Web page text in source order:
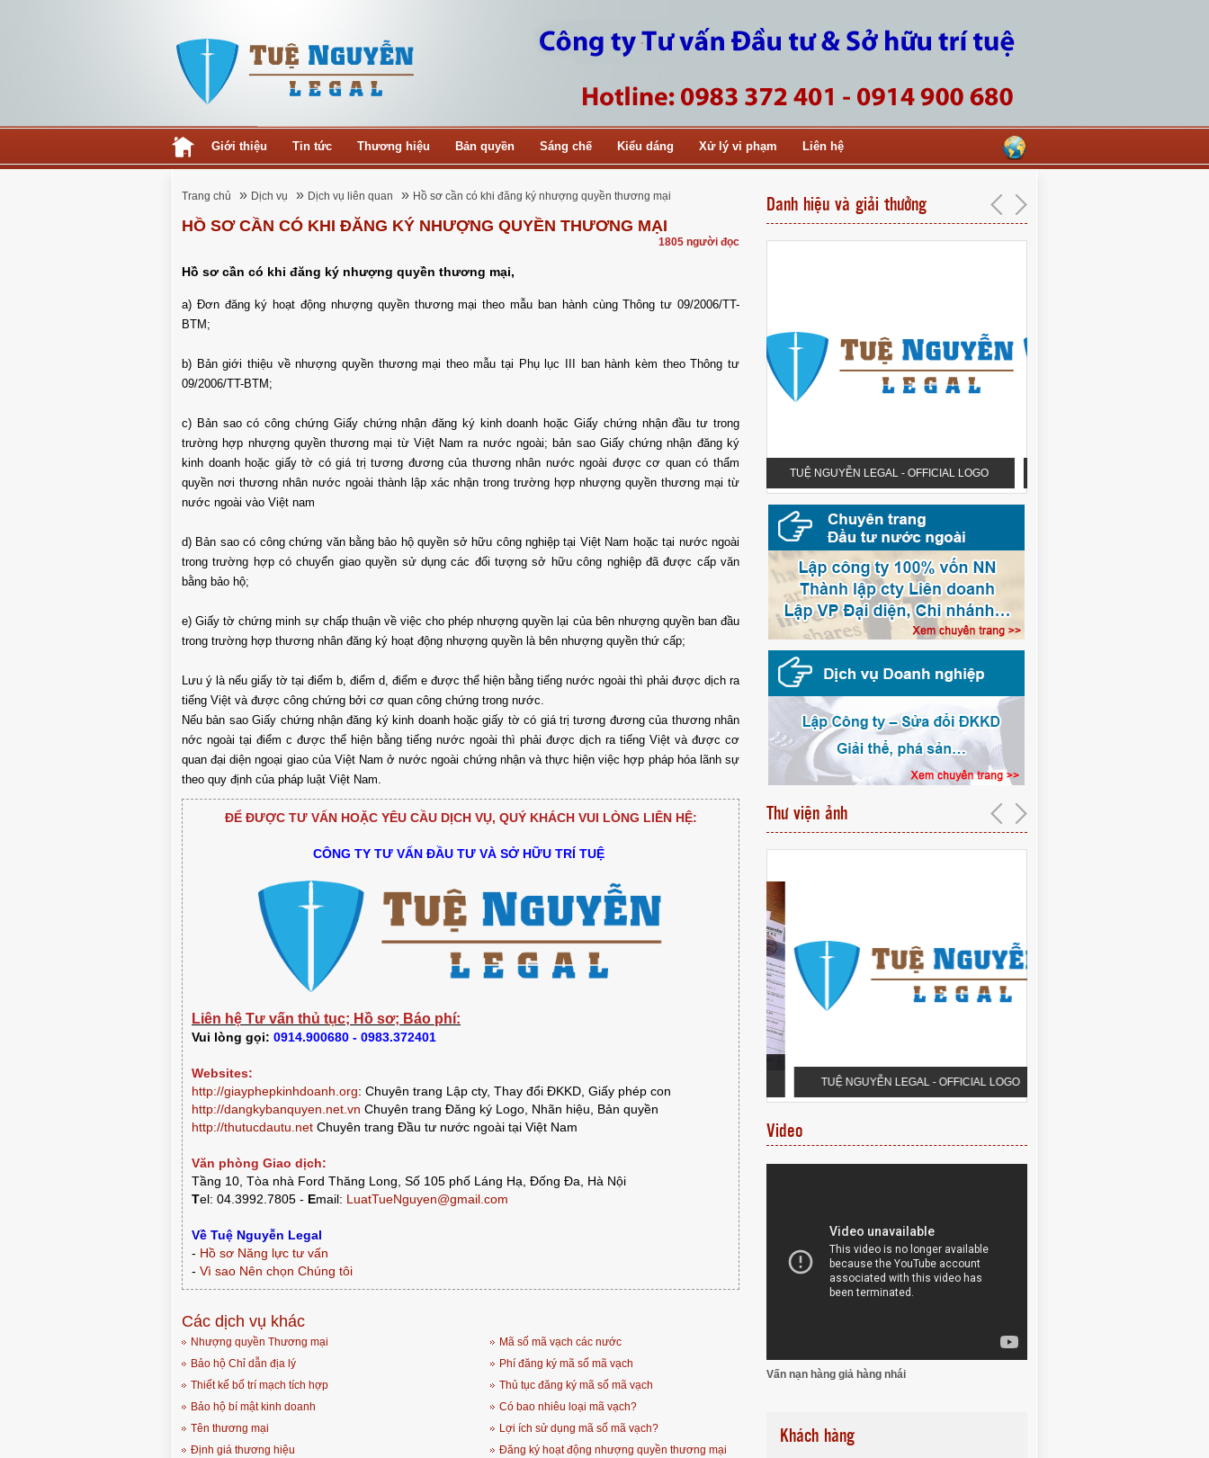
Giới thiệu Tin tức Thương hiệu Bản quyền Sáng chế Kiểu dáng Xử lý vi phạm Liên hệ
Trang chủ » Dịch vụ » Dịch vụ liên quan » Hồ sơ cần có khi đăng ký nhượng quyền thương mại
HỒ SƠ CẦN CÓ KHI ĐĂNG KÝ NHƯỢNG QUYỀN THƯƠNG MẠI
1805 người đọc
Hồ sơ cần có khi đăng ký nhượng quyền thương mại,
a) Đơn đăng ký hoạt động nhượng quyền thương mại theo mẫu ban hành cùng Thông tư 09/2006/TT-
BTM;
b) Bản giới thiệu về nhượng quyền thương mại theo mẫu tại Phụ lục III ban hành kèm theo Thông tư
09/2006/TT-BTM;
c) Bản sao có công chứng Giấy chứng nhận đăng ký kinh doanh hoặc Giấy chứng nhận đầu tư­ trong
trường hợp nhượng quyền thương mại từ Việt Nam ra n­ước ngoài; bản sao Giấy chứng nhận đăng ký
kinh doanh hoặc giấy tờ có giá trị tư­ơng đ­ương của thương nhân n­ước ngoài được cơ quan có thẩm
quyền nơi thương nhân nư­ớc ngoài thành lập xác nhận trong trư­ờng hợp nhượng quyền thương mại từ
nư­ớc ngoài vào Việt nam
d) Bản sao có công chứng văn bằng bảo hộ quyền sở hữu công nghiệp tại Việt Nam hoặc tại nước ngoài
trong trường hợp có chuyển giao quyền sử dụng các đối tượng sở hữu công nghiệp đã được cấp văn
bằng bảo hộ;
e) Giấy tờ chứng minh sự chấp thuận về việc cho phép nhượng quyền lại của bên nhượng quyền ban đầu
trong trường hợp thương nhân đăng ký hoạt động nhượng quyền là bên nhượng quyền thứ cấp;
Lưu ý là nếu giấy tờ tại điểm b, điểm d, điểm e đư­ợc thể hiện bằng tiếng nư­ớc ngoài thì phải đ­ược dịch ra
tiếng Việt và đ­ược công chứng bởi cơ quan công chứng trong nư­ớc.
Nếu bản sao Giấy chứng nhận đăng ký kinh doanh hoặc giấy tờ có giá trị t­ương đ­ương của thương nhân
n­ớc ngoài tại điểm c đư­ợc thể hiện bằng tiếng n­ước ngoài thì phải đ­ược dịch ra tiếng Việt và đư­ợc cơ
quan đại diện ngoại giao của Việt Nam ở nư­ớc ngoài chứng nhận và thực hiện việc hợp pháp hóa lãnh sự
theo quy định của pháp luật Việt Nam.
ĐỂ ĐƯỢC TƯ VẤN HOẶC YÊU CẦU DỊCH VỤ, QUÝ KHÁCH VUI LÒNG LIÊN HỆ:
CÔNG TY TƯ VẤN ĐẦU TƯ VÀ SỞ HỮU TRÍ TUỆ
Liên hệ Tư vấn thủ tục; Hồ sơ; Báo phí:
Vui lòng gọi: 0914.900680 - 0983.372401
Websites:
http://giayphepkinhdoanh.org: Chuyên trang Lập cty, Thay đổi ĐKKD, Giấy phép con
http://dangkybanquyen.net.vn Chuyên trang Đăng ký Logo, Nhãn hiệu, Bản quyền
http://thutucdautu.net Chuyên trang Đầu tư nước ngoài tại Việt Nam
Văn phòng Giao dịch:
Tầng 10, Tòa nhà Ford Thăng Long, Số 105 phố Láng Hạ, Đống Đa, Hà Nội
Tel: 04.3992.7805 - Email: LuatTueNguyen@gmail.com
Về Tuệ Nguyễn Legal
- Hồ sơ Năng lực tư vấn
- Vì sao Nên chọn Chúng tôi
Các dịch vụ khác
Nhượng quyền Thương mại
Bảo hộ Chỉ dẫn địa lý
Thiết kế bố trí mạch tích hợp
Bảo hộ bí mật kinh doanh
Tên thương mại
Định giá thương hiệu
Mã số mã vạch các nước
Phí đăng ký mã số mã vạch
Thủ tục đăng ký mã số mã vạch
Có bao nhiêu loại mã vạch?
Lợi ích sử dụng mã số mã vạch?
Đăng ký hoạt động nhượng quyền thương mại
Danh hiệu và giải thưởng
TUỆ NGUYỄN LEGAL - OFFICIAL LOGO TUỆ NGUYỄN LEGAL - OFFICIAL LOGO
TUỆ NGUYỄN LEGAL - OFFICIAL LOGO
Thư viện ảnh
PHÒNG HỘI THẢO QUA VIDEO
MỘT SỐ VĂN BẰNG BẢO HỘ NHÃN HIỆU
TUỆ NGUYỄN LEGAL - OFFICIAL LOGO
Video
Vấn nạn hàng giả hàng nhái
Khách hàng